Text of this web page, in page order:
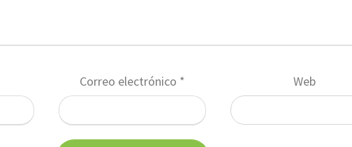
Correo electrónico * Web